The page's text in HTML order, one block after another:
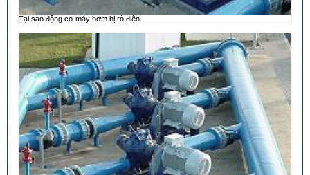
Tại sao động cơ máy bơm bị rò điện